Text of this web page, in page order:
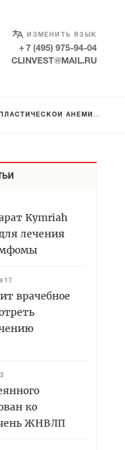
ИЗМЕНИТЬ ЯЗЫК
SELECT LANGUAGE
+ 7 (495) 975-94-04
CLINVEST@MAIL.RU
АНЕМИИ
Kymriah
лечения
врачебное
ко
ЖНВЛП